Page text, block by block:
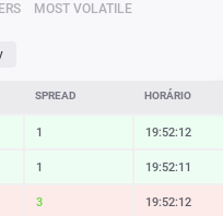
MOST VOLATILE
SPREAD HORÁRIO
1 19:52:12
1 19:52:11
3 19:52:12